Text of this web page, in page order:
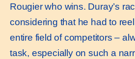
Rougier who wins. Duray’s
considering that he had to
entire field of competitors –
task, especially on such a